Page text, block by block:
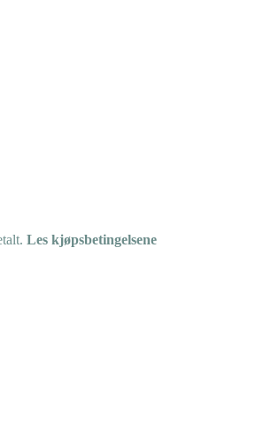
Les kjøpsbetingelsene